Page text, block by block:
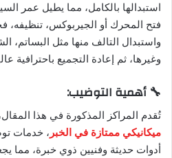
استبدالها بالكامل، مما يطيل عمر
فتح المحرك أو الجيربوكس، تنظيفه،
واستبدال التالف منها مثل البساتم،
وغيرها، ثم إعادة التجميع باحترافية
🔧 أهمية التوضيب:
تُقدم المراكز المذكورة في هذا
ميكانيكي ممتازة في الخبر ، خدمات
أدوات حديثة وفنيين ذوي خبرة، مما